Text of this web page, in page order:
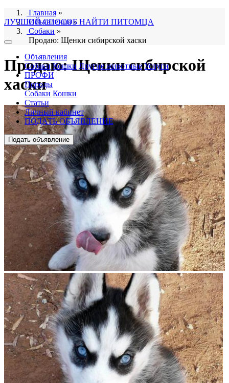
ЛУЧШИЙ СПОСОБ НАЙТИ ПИТОМЦА
Объявления
Собаки Кошки Другие животные Услуги
ПРОФИ
Породы
Собаки Кошки
Статьи
Личный кабинет
ПОДАТЬ ОБЪЯВЛЕНИЕ
Подать объявление
Главная »
Объявления»
Собаки »
Продаю: Щенки сибирской хаски
Продаю: Щенки сибирской
хаски